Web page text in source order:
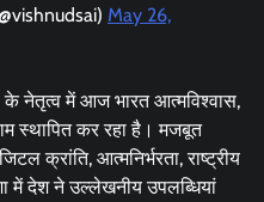
May 26,
के नेतृत्व में आज भारत आत्मविश्वास,
स्थापित कर रहा है। मजबूत
क्रांति, आत्मनिर्भरता, राष्ट्रीय
में देश ने उल्लेखनीय उपलब्धियां